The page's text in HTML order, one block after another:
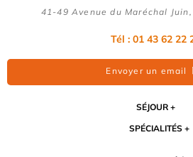
41-49 Avenue du Maréchal
Tél : 01 43 62 22
Envoyer un email
SÉJOUR
SPÉCIALITÉS